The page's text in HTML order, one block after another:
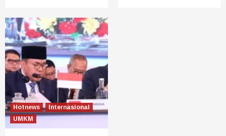
Hotnews
Internasional
UMKM